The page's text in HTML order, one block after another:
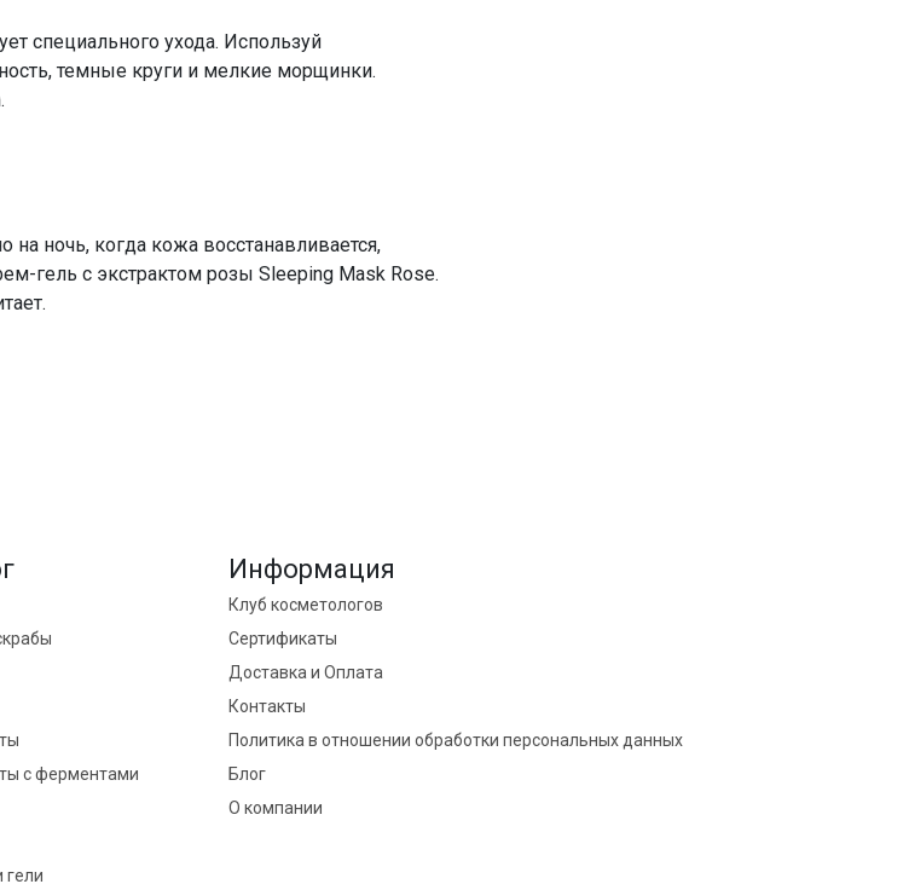
специального ухода. Используй
темные круги и мелкие морщинки.
ночь, когда кожа восстанавливается,
гель с экстрактом розы Sleeping Mask Rose.
с ферментами
гели
Информация
Клуб косметологов
Сертификаты
Доставка и Оплата
Контакты
Политика в отношении обработки персональных данных
Блог
О компании